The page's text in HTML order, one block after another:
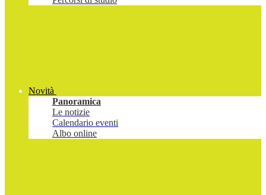
Novità
Panoramica
Le notizie
Calendario eventi
Albo online